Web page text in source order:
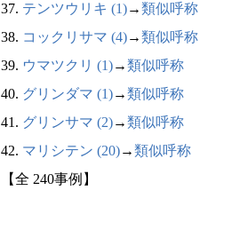
37. テンツウリキ (1)→類似呼称
38. コックリサマ (4)→類似呼称
39. ウマツクリ (1)→類似呼称
40. グリンダマ (1)→類似呼称
41. グリンサマ (2)→類似呼称
42. マリシテン (20)→類似呼称
【全 240事例】